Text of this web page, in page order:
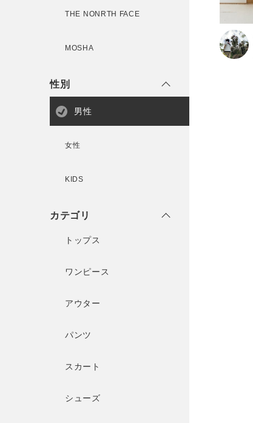
新規会員登録
THE NONRTH FACE
MOSHA
性別
男性
女性
KIDS
カテゴリ
トップス
ワンピース
アウター
パンツ
スカート
シューズ